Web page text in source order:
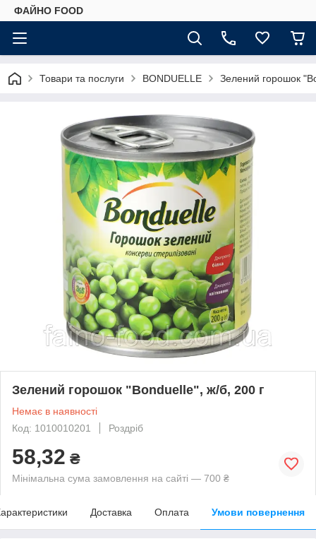
ФАЙНО FOOD
Товари та послуги BONDUELLE Зелений горошок
Зелений горошок "Bonduelle", ж/б, 200 г
Немає в наявності
Код: 1010010201
Роздріб
58,32 ₴
Мінімальна сума замовлення на сайті — 700 ₴
Доставка Оплата Умови повернення